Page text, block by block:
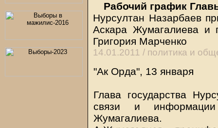
Рабочий график
Нурсултан Назарбаев
Аскара Жумагалиева и
Григория Марченко
14.01.2011 / политика и
"Ак Орда", 13 января
Глава государства
связи и информации
Жумагалиева.